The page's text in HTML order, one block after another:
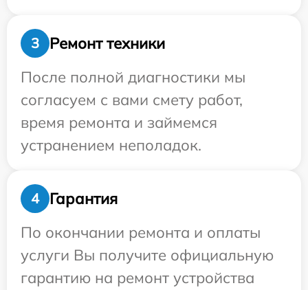
3
Ремонт техники
После полной диагностики мы
согласуем с вами смету работ,
время ремонта и займемся
устранением неполадок.
4
Гарантия
По окончании ремонта и оплаты
услуги Вы получите официальную
гарантию на ремонт устройства